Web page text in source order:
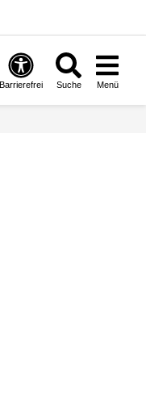
Barrierefrei Suche Menü